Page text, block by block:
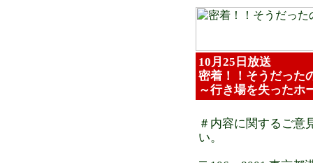
10月25日放送
密着！！そうだった
～行き場を失ったホ
＃内容に関するご意
い。